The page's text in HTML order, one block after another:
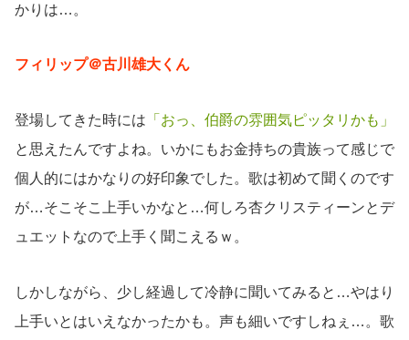
かりは…。
フィリップ＠古川雄大くん
登場してきた時には 「おっ、伯爵の雰囲気ピッタリかも」
と思えたんですよね。いかにもお金持ちの貴族って感じで
個人的にはかなりの好印象でした。歌は初めて聞くのです
が…そこそこ上手いかなと…何しろ杏クリスティーンとデ
ュエットなので上手く聞こえるｗ。
しかしながら、少し経過して冷静に聞いてみると…やはり
上手いとはいえなかったかも。声も細いですしねぇ…。歌